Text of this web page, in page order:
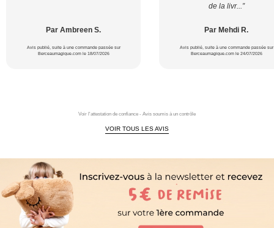
Par Ambreen S.
Avis publié, suite à une commande passée sur
Berceaumagique.com le 18/07/2026
de la livr...”
Par Mehdi R.
Avis publié, suite à une commande passée sur
Berceaumagique.com le 24/07/2026
Voir l'attestation de confiance - Avis soumis à un contrôle
VOIR TOUS LES AVIS